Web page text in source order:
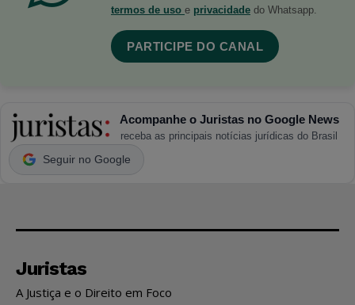
termos de uso e privacidade do Whatsapp.
PARTICIPE DO CANAL
Acompanhe o Juristas no Google News
receba as principais notícias jurídicas do Brasil
Seguir no Google
Juristas
A Justiça e o Direito em Foco